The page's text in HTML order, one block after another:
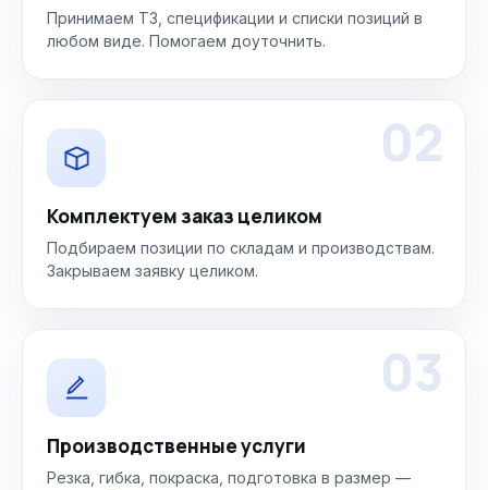
Принимаем ТЗ, спецификации и списки позиций в
любом виде. Помогаем доуточнить.
02
Комплектуем заказ целиком
Подбираем позиции по складам и производствам.
Закрываем заявку целиком.
03
Производственные услуги
Резка, гибка, покраска, подготовка в размер —